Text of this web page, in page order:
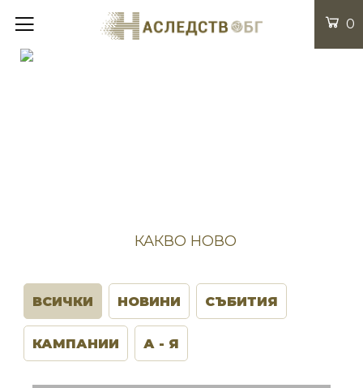
КАКВО НОВО
ВСИЧКИ НОВИНИ СЪБИТИЯ
КАМПАНИИ А - Я
0